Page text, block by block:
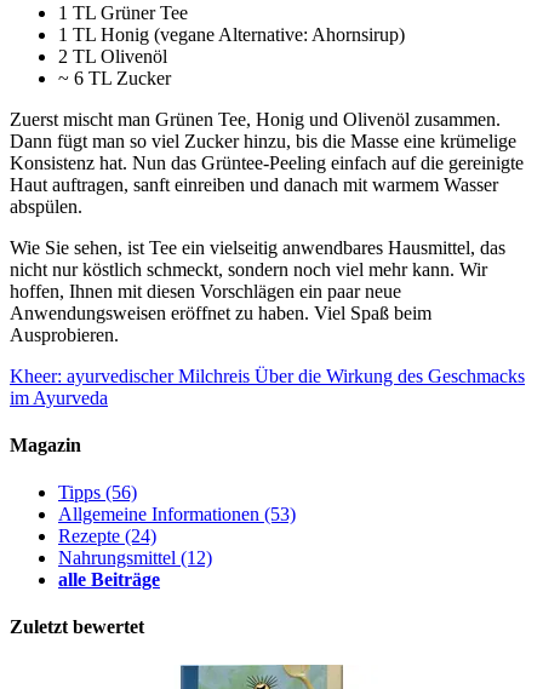
1 TL Grüner Tee
1 TL Honig (vegane Alternative: Ahornsirup)
2 TL Olivenöl
~ 6 TL Zucker
Zuerst mischt man Grünen Tee, Honig und Olivenöl zusammen.
Dann fügt man so viel Zucker hinzu, bis die Masse eine krümelige
Konsistenz hat. Nun das Grüntee-Peeling einfach auf die gereinigte
Haut auftragen, sanft einreiben und danach mit warmem Wasser
abspülen.
Wie Sie sehen, ist Tee ein vielseitig anwendbares Hausmittel, das
nicht nur köstlich schmeckt, sondern noch viel mehr kann. Wir
hoffen, Ihnen mit diesen Vorschlägen ein paar neue
Anwendungsweisen eröffnet zu haben. Viel Spaß beim
Ausprobieren.
Kheer: ayurvedischer Milchreis Über die Wirkung des Geschmacks
im Ayurveda
Magazin
Tipps (56)
Allgemeine Informationen (53)
Rezepte (24)
Nahrungsmittel (12)
alle Beiträge
Zuletzt bewertet